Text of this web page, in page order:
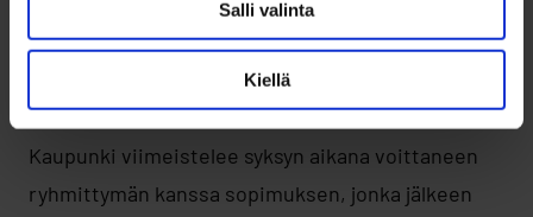
Salli valinta
Kiellä
Oulun elämysareena etelästä, havainnekuva.
Kaupunki viimeistelee syksyn aikana voittaneen
ryhmittymän kanssa sopimuksen, jonka jälkeen